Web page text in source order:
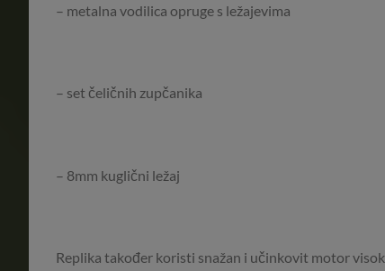
– metalna vodilica opruge s ležajevima
– set čeličnih zupčanika
– 8mm kuglični ležaj
Replika također koristi snažan i učinkovit motor